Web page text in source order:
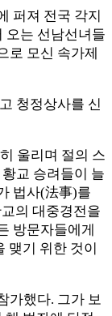
퍼져 전국 각지
오는 선남선녀들
로 모신 속가제
청정상사를 신
울리며 절의 스
교 승려들이 늘
법사(法事)를
의 대중경전을
방문자들에게
맺기 위한 것이
가했다. 그가 보